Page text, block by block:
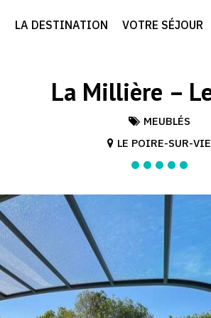
LA DESTINATION VOTRE SÉJOUR
La Millière –
MEUBLÉS
LE POIRE-SUR-VIE